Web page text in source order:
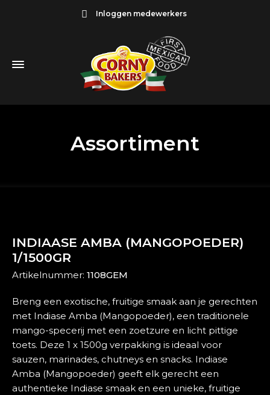
Inloggen medewerkers
Assortiment
INDIAASE AMBA (MANGOPOEDER)
1/1500GR
Artikelnummer: 1108GEM
Breng een exotische, fruitige smaak aan je gerechten
met Indiase Amba (Mangopoeder), een traditionele
mango-specerij met een zoetzure en licht pittige
toets. Deze 1 x 1500g verpakking is ideaal voor
sauzen, marinades, chutneys en snacks. Indiase
Amba (Mangopoeder) geeft elk gerecht een
authentieke Indiase smaak en een unieke, fruitige